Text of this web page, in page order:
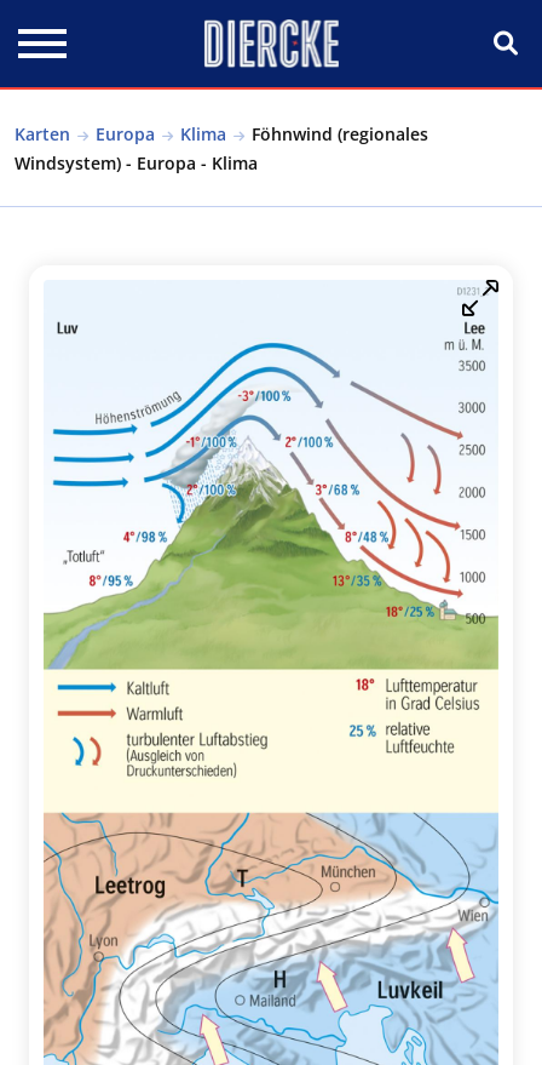
Karten Europa Klima
Föhnwind (regionales
Windsystem) - Europa - Klima